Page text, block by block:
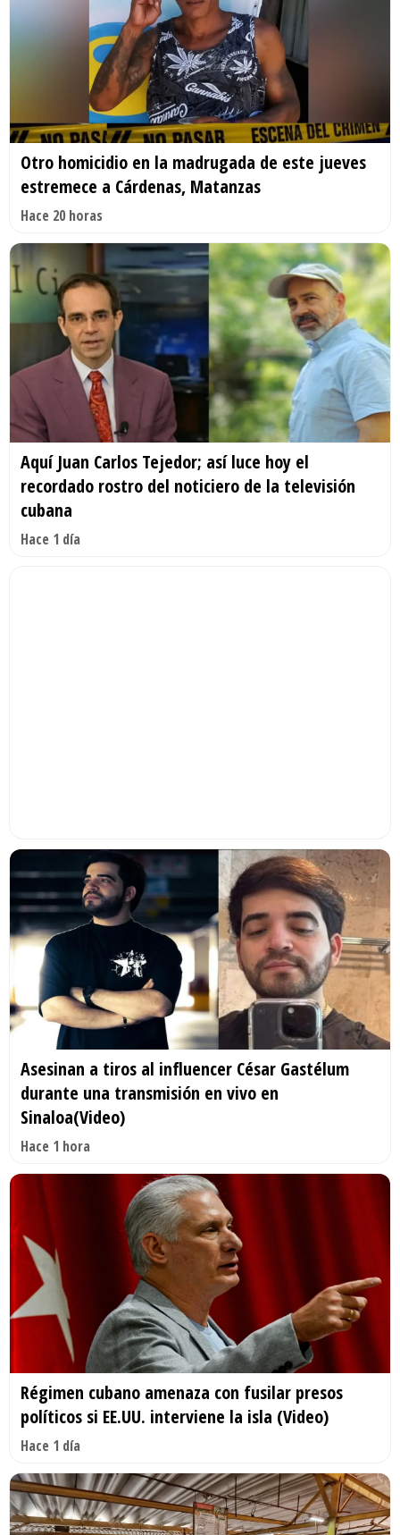
Otro homicidio en la madrugada de este jueves
estremece a Cárdenas, Matanzas
Hace 20 horas
Aquí Juan Carlos Tejedor; así luce hoy el
recordado rostro del noticiero de la televisión
cubana
Hace 1 día
Asesinan a tiros al influencer César Gastélum
durante una transmisión en vivo en
Sinaloa(Video)
Hace 1 hora
Régimen cubano amenaza con fusilar presos
políticos si EE.UU. interviene la isla (Video)
Hace 1 día